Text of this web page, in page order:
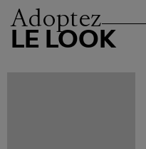
Adoptez
LE LOOK